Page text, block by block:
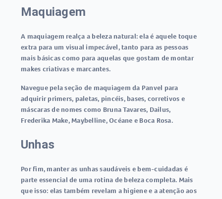
Maquiagem
A maquiagem realça a beleza natural: ela é aquele toque
extra para um visual impecável, tanto para as pessoas
mais básicas como para aquelas que gostam de montar
makes criativas e marcantes.
Navegue pela seção de maquiagem da Panvel para
adquirir primers, paletas, pincéis, bases, corretivos e
máscaras de nomes como Bruna Tavares, Dailus,
Frederika Make, Maybelline, Océane e Boca Rosa.
Unhas
Por fim, manter as unhas saudáveis e bem-cuidadas é
parte essencial de uma rotina de beleza completa. Mais
que isso: elas também revelam a higiene e a atenção aos